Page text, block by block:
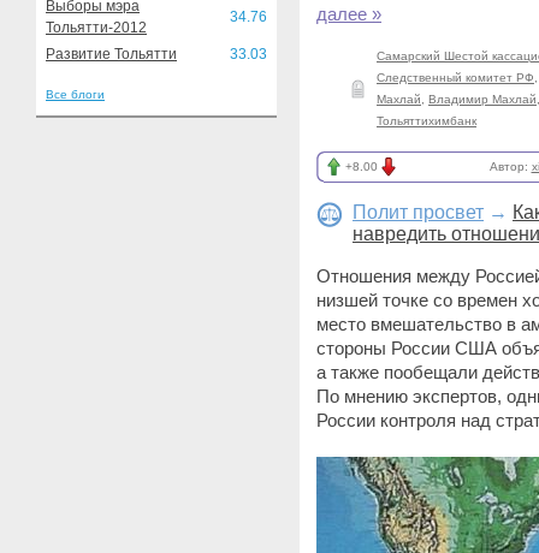
Выборы мэра
Тольятти-2012
34.76
Развитие Тольятти 33.03
Все блоги
далее »
Самарский Шестой
Следственный комитет РФ
Махлай
Владимир Махлай
Тольяттихимбанк
+8.00 Автор:
Полит просвет →
навредить
Отношения между
низшей точке со времен
место вмешательство в
стороны России США
а также пообещали
По мнению экспертов,
России контроля над